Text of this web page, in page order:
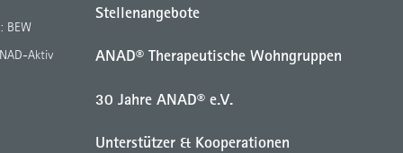
BEW
Aktiv
Stellenangebote
ANAD® Therapeutische Wohngruppen
30 Jahre ANAD® e.V.
Unterstützer & Kooperationen